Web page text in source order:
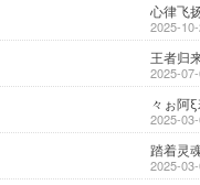
心律飞
2025-
王者归
2025-
々ぉ阿
2025-
踏着灵
2025-